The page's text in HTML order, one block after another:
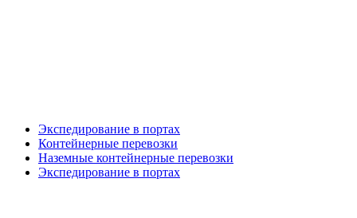
Экспедирование в портах
Контейнерные перевозки
Наземные контейнерные перевозки
Экспедирование в портах